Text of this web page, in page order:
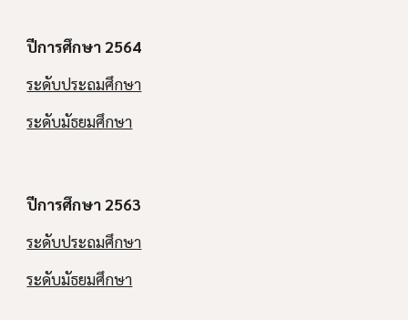
ปีการศึกษา 2564
ระดับประถมศึกษา
ระดับมัธยมศึกษา
ปีการศึกษา 2563
ระดับประถมศึกษา
ระดับมัธยมศึกษา